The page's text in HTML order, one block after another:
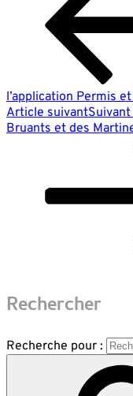
l’application Permis
Article suivantSuivant
Bruants et des
Rechercher
Recherche pour :